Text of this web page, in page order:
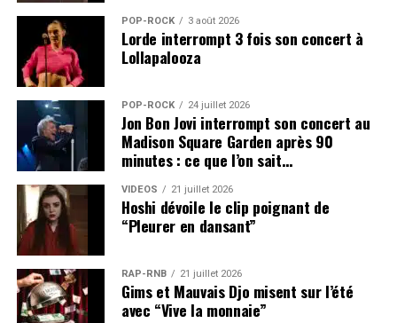
POP-ROCK 3 août 2026
Lorde interrompt 3 fois son concert à
Lollapalooza
POP-ROCK 24 juillet 2026
Jon Bon Jovi interrompt son concert au
Madison Square Garden après 90
minutes : ce que l’on sait…
VIDEOS 21 juillet 2026
Hoshi dévoile le clip poignant de
“Pleurer en dansant”
RAP-RNB 21 juillet 2026
Gims et Mauvais Djo misent sur l’été
avec “Vive la monnaie”